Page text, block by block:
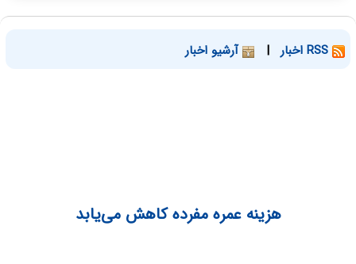
| آرشیو اخبار
هزینه عمره مفرده کاهش می‌یابد